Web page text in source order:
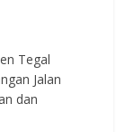
Tegal
Jalan
dan